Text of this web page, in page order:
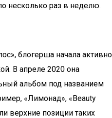
несколько раз в неделю.
блогерша начала активно
В апреле 2020 она
альбом под названием
«Лимонад», «Beauty
верхние позиции таких